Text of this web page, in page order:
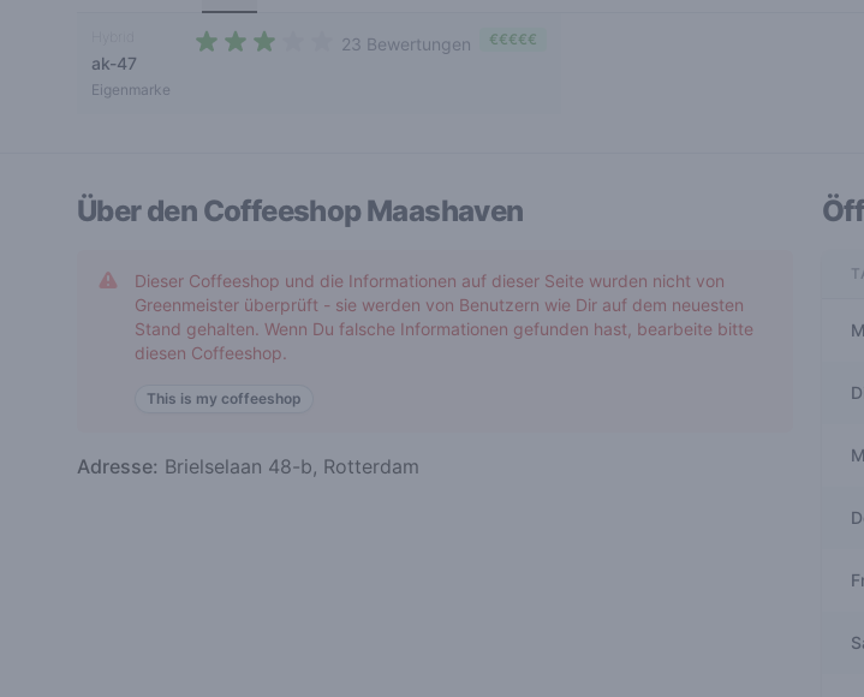
ak-47
Eigenmarke
23 Bewertungen €€€€€
Über den CoffeeshopMaashaven
Dieser Coffeeshop und die Informationen auf dieser Seite wurden nicht von
Greenmeister überprüft - sie werden von Benutzern wie Dir auf dem neuesten
Stand gehalten. Wenn Du falsche Informationen gefunden hast, bearbeite bitte
diesen Coffeeshop.
This is my coffeeshop
Adresse: Brielselaan 48-b, Rotterdam